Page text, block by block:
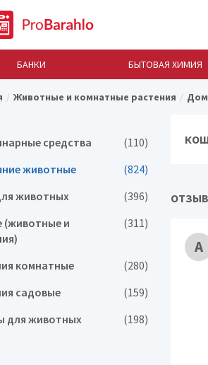
БАНКИ БЫТОВАЯ ХИМИЯ
Животные и комнатные растения
А
средства
(110)
животные
(824)
животных
(396)
(животные и
(311)
комнатные
(280)
садовые
(159)
для животных
(198)